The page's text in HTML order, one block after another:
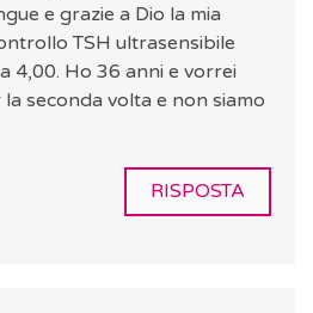
e grazie a Dio la mia
TSH ultrasensibile
4,00. Ho 36 anni e vorrei
seconda volta e non siamo
RISPOSTA